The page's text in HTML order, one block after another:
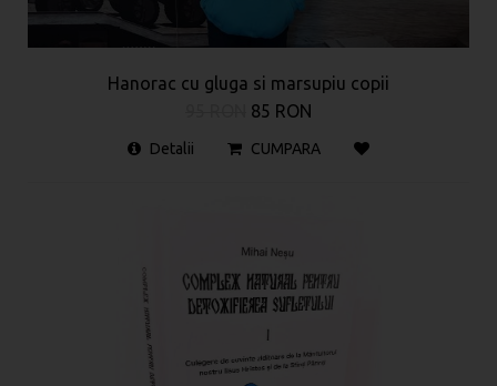
Hanorac cu gluga si marsupiu copii
85 RON
Detalii CUMPARA